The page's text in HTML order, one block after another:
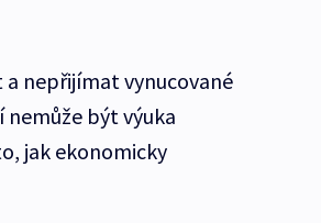
nepřijímat vynucované
nemůže být výuka
jak ekonomicky